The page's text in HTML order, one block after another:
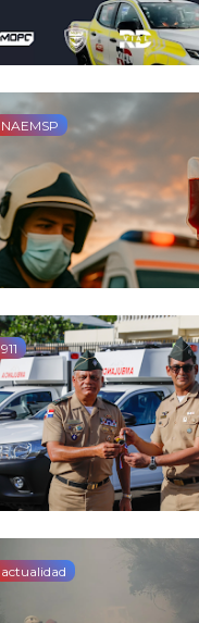
NAEMSP
911
actualidad